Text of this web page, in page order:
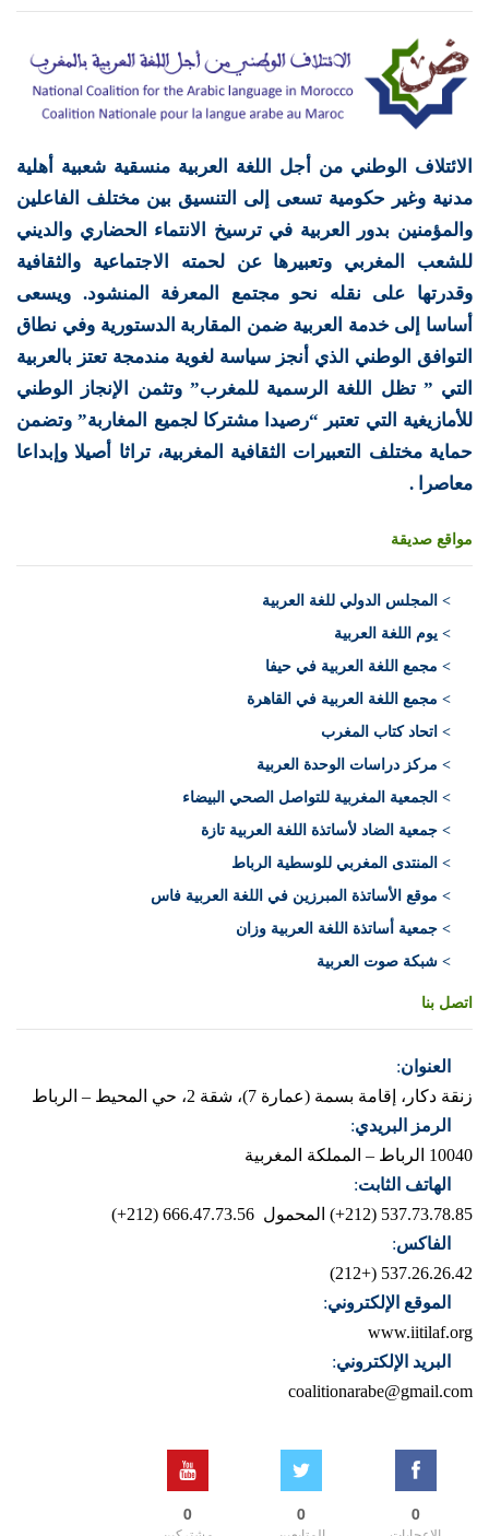
الائتلاف الوطني من أجل اللغة العربية منسقية شعبية أهلية
مدنية وغير حكومية تسعى إلى التنسيق بين مختلف الفاعلين
والمؤمنين بدور العربية في ترسيخ الانتماء الحضاري والديني
للشعب المغربي وتعبيرها عن لحمته الاجتماعية والثقافية
وقدرتها على نقله نحو مجتمع المعرفة المنشود. ويسعى
أساسا إلى خدمة العربية ضمن المقاربة الدستورية وفي نطاق
التوافق الوطني الذي أنجز سياسة لغوية مندمجة تعتز بالعربية
التي ” تظل اللغة الرسمية للمغرب” وتثمن الإنجاز الوطني
للأمازيغية التي تعتبر “رصيدا مشتركا لجميع المغاربة” وتضمن
حماية مختلف التعبيرات الثقافية المغربية، تراثا أصيلا وإبداعا
معاصرا .
مواقع صديقة
> المجلس الدولي للغة العربية
> يوم اللغة العربية
> مجمع اللغة العربية في حيفا
> مجمع اللغة العربية في القاهرة
> اتحاد كتاب المغرب
> مركز دراسات الوحدة العربية
> الجمعية المغربية للتواصل الصحي البيضاء
> جمعية الضاد لأساتذة اللغة العربية تازة
> المنتدى المغربي للوسطية الرباط
> موقع الأساتذة المبرزين في اللغة العربية فاس
> جمعية أساتذة اللغة العربية وزان
> شبكة صوت العربية
اتصل بنا
العنوان:
زنقة دكار، إقامة بسمة (عمارة 7)، شقة 2، حي المحيط – الرباط
الرمز البريدي:
10040 الرباط – المملكة المغربية
الهاتف الثابت:
537.73.78.85 (212+)
المحمول 666.47.73.56 (212+)
الفاكس:
537.26.26.42 (+212)
الموقع الإلكتروني:
www.iitilaf.org
البريد الإلكتروني:
coalitionarabe@gmail.com
0
0
0